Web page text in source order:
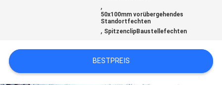
NACHRICHTEN
,
50x100mm vorübergehendes
Standortfechten
, SpitzenclipBaustellefechten
BESTPREIS